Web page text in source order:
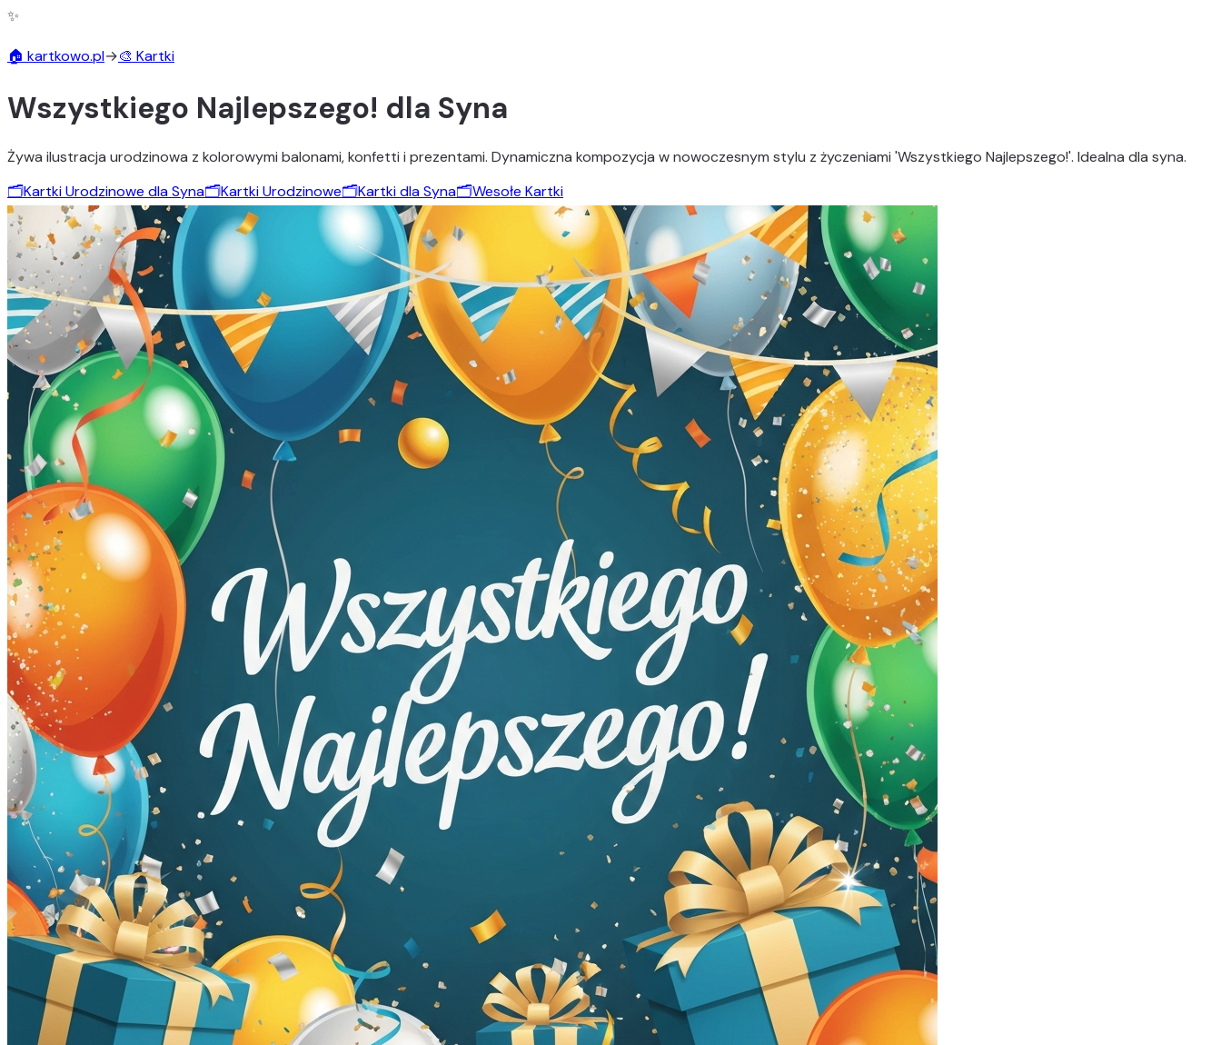
✨
🏠 kartkowo.pl→🎨 Kartki
Wszystkiego Najlepszego! dla Syna
Żywa ilustracja urodzinowa z kolorowymi balonami, konfetti i prezentami. Dynamiczna kompozycja w nowoczesnym stylu z życzeniami 'Wszystkiego Najlepszego!'. Idealna dla syna.
🗂️Kartki Urodzinowe dla Syna🗂️Kartki Urodzinowe🗂️Kartki dla Syna🗂️Wesołe Kartki